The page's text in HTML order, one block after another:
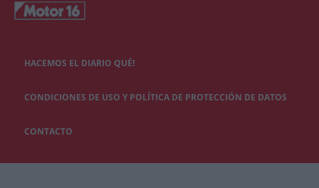
HACEMOS EL DIARIO QUÉ!
CONDICIONES DE USO Y POLÍTICA DE PROTECCIÓN DE DATOS
CONTACTO